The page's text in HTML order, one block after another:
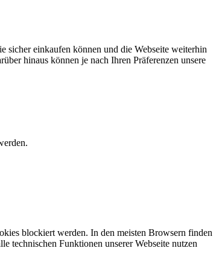
sicher einkaufen können und die Webseite weiterhin
hinaus können je nach Ihren Präferenzen unsere
blockiert werden. In den meisten Browsern finden
technischen Funktionen unserer Webseite nutzen